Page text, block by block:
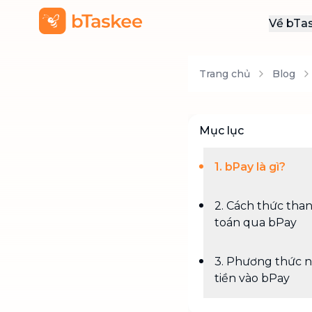
Về
Trang chủ Blog
Mục lục
1. bPay là gì?
2. Cách thức
toán qua bPay
3. Phương thức
tiền vào bPay